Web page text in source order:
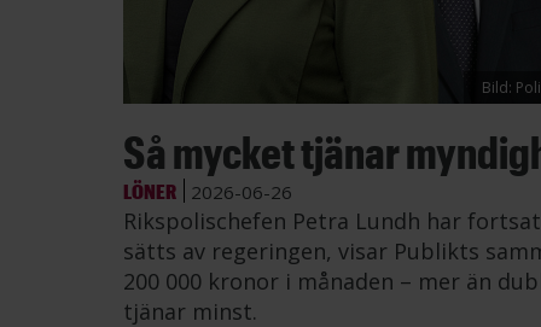
Bild:
Så mycket tjänar
LÖNER 2026-06-26
Rikspolischefen Petra Lundh har
sätts av regeringen, visar Publikts
200 000 kronor i månaden – mer än
tjänar minst.